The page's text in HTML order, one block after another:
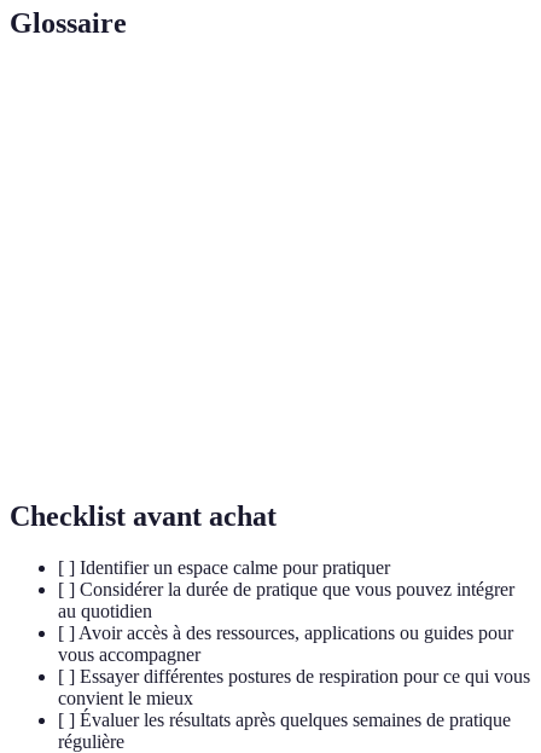
Glossaire
Checklist avant achat
[ ] Identifier un espace calme pour pratiquer
[ ] Considérer la durée de pratique que vous pouvez intégrer
au quotidien
[ ] Avoir accès à des ressources, applications ou guides pour
vous accompagner
[ ] Essayer différentes postures de respiration pour ce qui vous
convient le mieux
[ ] Évaluer les résultats après quelques semaines de pratique
régulière